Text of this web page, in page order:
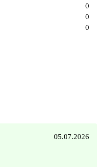
0
0
0
05.07.2026